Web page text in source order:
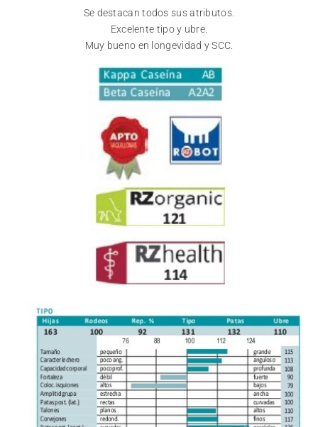
Se destacan todos sus atributos.
Excelente tipo y ubre.
Muy bueno en longevidad y SCC.